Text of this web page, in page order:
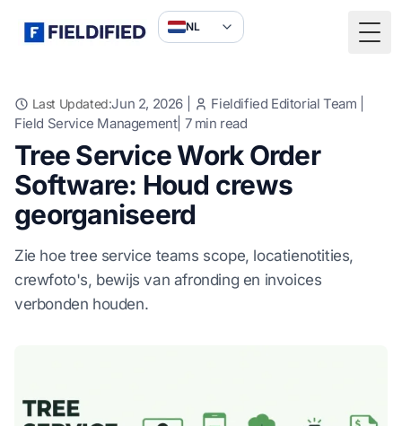
NL
Last Updated:Jun 2, 2026 Fieldified Editorial Team
Field Service Management| 7min read
Tree Service Work Order
Software: Houd crews
georganiseerd
Zie hoe tree service teams scope, locatienotities,
crewfoto's, bewijs van afronding en invoices
verbonden houden.